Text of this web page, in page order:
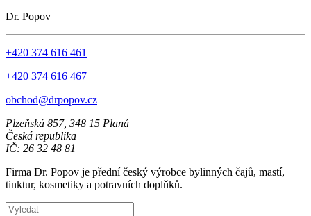
Dr. Popov
+420 374 616 461
+420 374 616 467
obchod@drpopov.cz
Plzeňská 857, 348 15 Planá
Česká republika
IČ: 26 32 48 81
Firma Dr. Popov je přední český výrobce bylinných čajů, mastí,
tinktur, kosmetiky a potravních doplňků.